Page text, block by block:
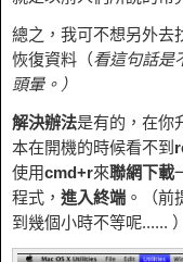
總之，我可不想另外去
恢復資料（看這句話是
頭暈。）
解決辦法是有的，在你
本在開機的時候看不到
使用cmd+r來聯網下載
程式， 進入終端 。（前
到幾個小時不等呢...... ）